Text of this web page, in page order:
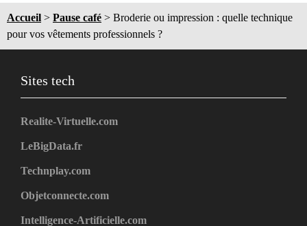
Accueil > Pause café > Broderie ou impression : quelle technique
pour vos vêtements professionnels ?
Sites tech
Realite-Virtuelle.com
LeBigData.fr
Technplay.com
Objetconnecte.com
Intelligence-Artificielle.com